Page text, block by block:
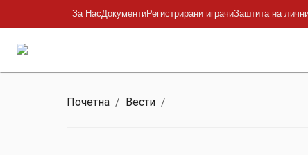
За НасДокументиРегистрирани играчиЗаштита на
Почетна / Вести /